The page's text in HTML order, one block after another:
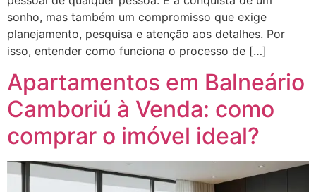
sonho, mas também um compromisso que exige
planejamento, pesquisa e atenção aos detalhes. Por
isso, entender como funciona o processo de […]
Apartamentos em Balneário
Camboriú à Venda: como
comprar o imóvel ideal?